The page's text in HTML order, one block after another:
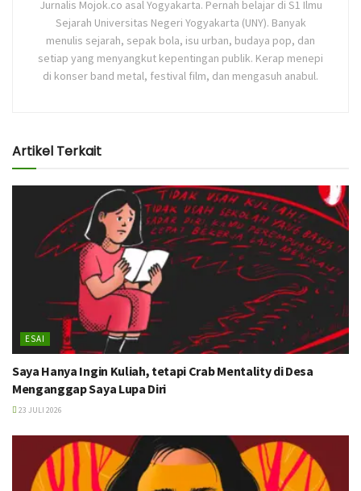
Jurnalis Mojok.co asal Yogyakarta. Pernah belajar di S1 Ilmu
Sejarah Universitas Negeri Yogyakarta (UNY). Banyak
menulis sejarah, sepak bola, isu urban, budaya pop, dan
setiap yang menyangkut kepentingan publik. Kerap menepi
di konser band metal, festival film, dan mengasuh anabul.
Artikel Terkait
ESAI
Saya Hanya Ingin Kuliah, tetapi Crab Mentality di Desa
Menganggap Saya Lupa Diri
23 JULI 2026